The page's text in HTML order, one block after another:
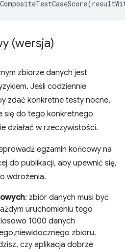
(
(wersja)
zbiorze danych jest
Jeśli codziennie
zdać konkretne testy nocne,
się do tego konkretnego
działać w rzeczywistości.
egzamin końcowy na
do publikacji, aby upewnić się,
wdrożenia.
: zbiór danych musi być
uruchomieniu tego
1000 danych
zbioru.
czy aplikacja dobrze